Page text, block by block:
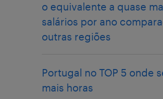
o equivalente a quase
salários por ano
outras regiões
Portugal no TOP 5 onde
mais horas